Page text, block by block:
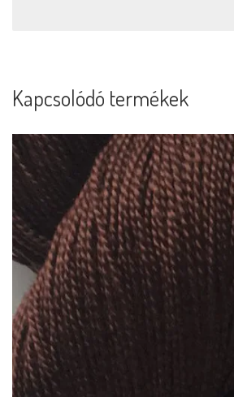
Kapcsolódó termékek